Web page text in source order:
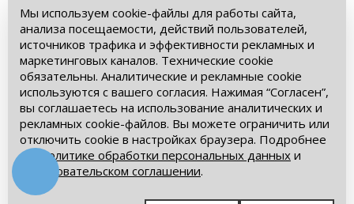
Санкт-Петербург Саранск Саратов Смоленск Сочи Ставрополь Стерлитамак
Сургут Таганрог Тамбов Тверь Томск Тула Тюмень Улан-Удэ Ульяновск Уфа
Хабаровск Чебоксары Челябинск Череповец Чита Ярославль
2026 © Компания «Буровые Машины». Все права
защищены. Обращаем Ваше внимание на то, что данный
интернет-сайт носит исключительно информационный
характер и ни при каких условиях информационные
материалы и цены, размещенные на сайте, не является
публичной офертой, определяемой положениями Статьи
437 Гражданского кодекса РФ.
Политика обработки персональных данных
Пользовательское соглашение
Мы используем cookie-файлы для работы сайта,
анализа посещаемости, действий пользователей,
источников трафика и эффективности рекламных и
маркетинговых каналов. Технические cookie
обязательны. Аналитические и рекламные cookie
используются с вашего согласия. Нажимая “Согласен”,
вы соглашаетесь на использование аналитических и
рекламных cookie-файлов. Вы можете ограничить или
отключить cookie в настройках браузера. Подробнее
– в
Политике обработки персональных данных и
Пользовательском соглашении.